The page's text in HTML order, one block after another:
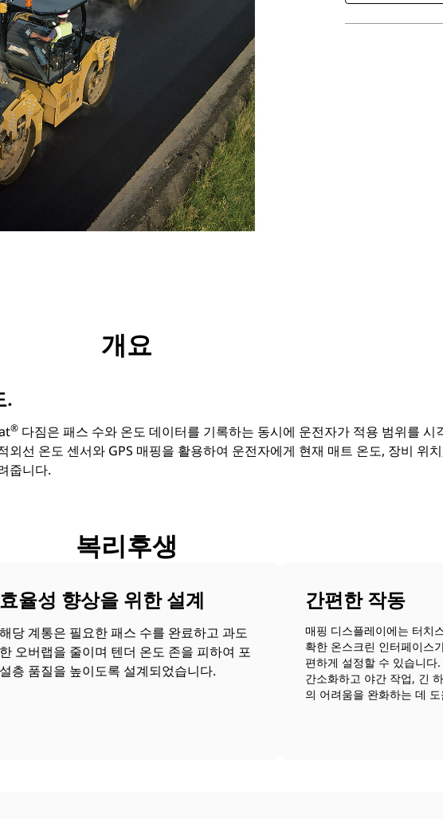
개요
.
® 다짐은 패스 수와 온도 데이터를 기록하는 동시에 운전자가 적용 범위를 시
외선 온도 센서와 GPS 매핑을 활용하여 운전자에게 현재 매트 온도, 장비 위
줍니다.
복리후생
효율성 향상을 위한 설계
해당 계통은 필요한 패스 수를 완료하고 과도
한 오버랩을 줄이며 텐더 온도 존을 피하여 포
설층 품질을 높이도록 설계되었습니다.
간편한 작동
매핑 디스플레이에는 터치
확한 온스크린 인터페이스
편하게 설정할 수 있습니다
간소화하고 야간 작업, 긴
의 어려움을 완화하는 데